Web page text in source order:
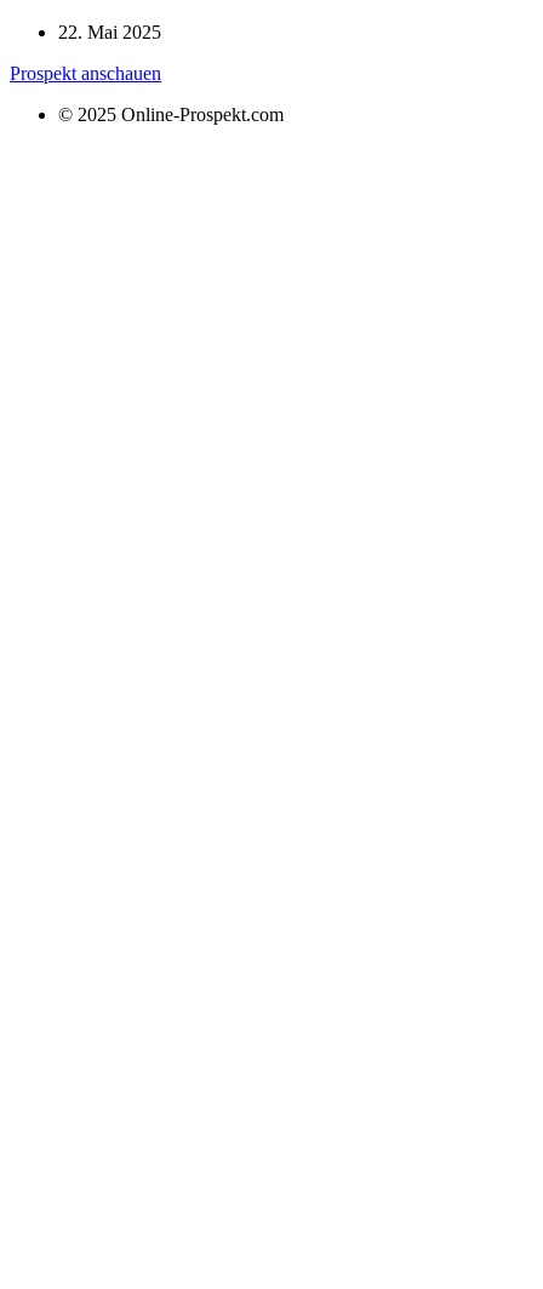
22. Mai 2025
Prospekt anschauen
© 2025 Online-Prospekt.com